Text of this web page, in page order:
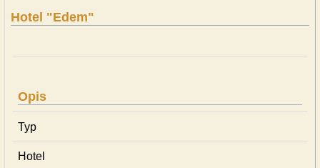
Hotel "Edem"
Opis
Typ
Hotel